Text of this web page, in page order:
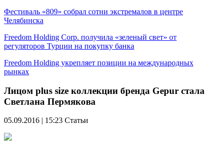
Фестиваль «809» собрал сотни экстремалов в центре
Челябинска
Freedom Holding Corp. получила «зеленый свет» от
регуляторов Турции на покупку банка
Freedom Holding укрепляет позиции на международных
рынках
Лицом plus size коллекции бренда Gepur стала
Светлана Пермякова
05.09.2016 | 15:23 Статьи